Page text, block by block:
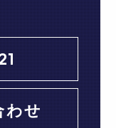
わせ